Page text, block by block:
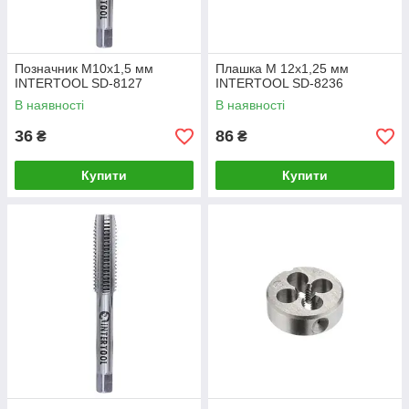
Позначник M10x1,5 мм
INTERTOOL SD-8127
В наявності
36 ₴
Купити
Плашка M 12x1,25 мм
INTERTOOL SD-8236
В наявності
86 ₴
Купити